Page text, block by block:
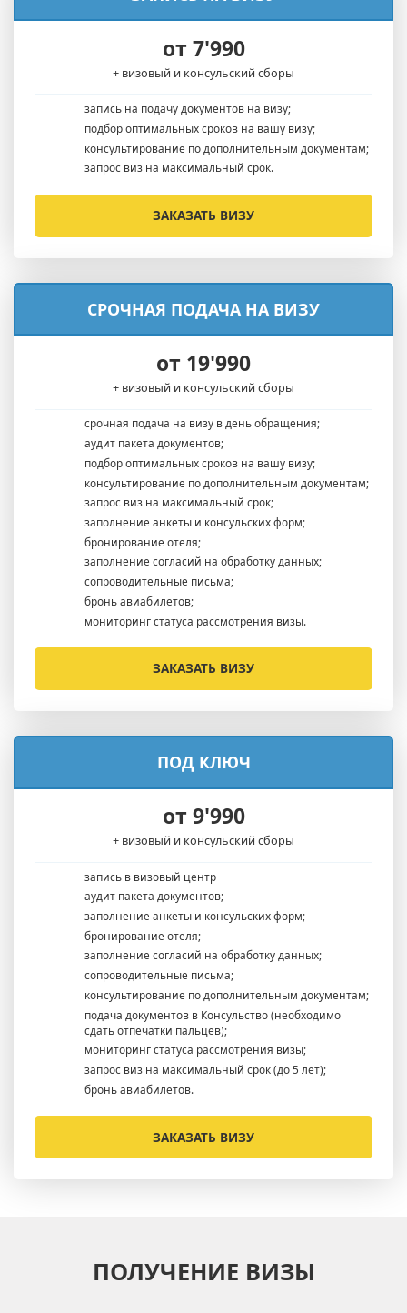
от 7'990
+ визовый и консульский сборы
запись на подачу документов на визу;
подбор оптимальных сроков на вашу визу;
консультирование по дополнительным документам;
запрос виз на максимальный срок.
ЗАКАЗАТЬ ВИЗУ
СРОЧНАЯ ПОДАЧА НА ВИЗУ
от 19'990
+ визовый и консульский сборы
срочная подача на визу в день обращения;
аудит пакета документов;
подбор оптимальных сроков на вашу визу;
консультирование по дополнительным документам;
запрос виз на максимальный срок;
заполнение анкеты и консульских форм;
бронирование отеля;
заполнение согласий на обработку данных;
сопроводительные письма;
бронь авиабилетов;
мониторинг статуса рассмотрения визы.
ЗАКАЗАТЬ ВИЗУ
ПОД КЛЮЧ
от 9'990
+ визовый и консульский сборы
запись в визовый центр
аудит пакета документов;
заполнение анкеты и консульских форм;
бронирование отеля;
заполнение согласий на обработку данных;
сопроводительные письма;
консультирование по дополнительным документам;
подача документов в Консульство (необходимо
сдать отпечатки пальцев);
мониторинг статуса рассмотрения визы;
запрос виз на максимальный срок (до 5 лет);
бронь авиабилетов.
ЗАКАЗАТЬ ВИЗУ
ПОЛУЧЕНИЕ ВИЗЫ